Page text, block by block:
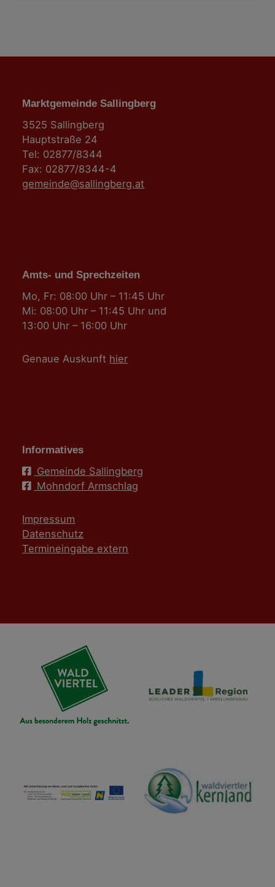
Marktgemeinde Sallingberg
3525 Sallingberg
Hauptstraße 24
Tel: 02877/8344
Fax: 02877/8344-4
gemeinde@sallingberg.at
Amts- und Sprechzeiten
Mo, Fr: 08:00 Uhr – 11:45 Uhr
Mi: 08:00 Uhr – 11:45 Uhr und
13:00 Uhr – 16:00 Uhr
Genaue Auskunft hier
Informatives
Gemeinde Sallingberg
Mohndorf Armschlag
Impressum
Datenschutz
Termineingabe extern